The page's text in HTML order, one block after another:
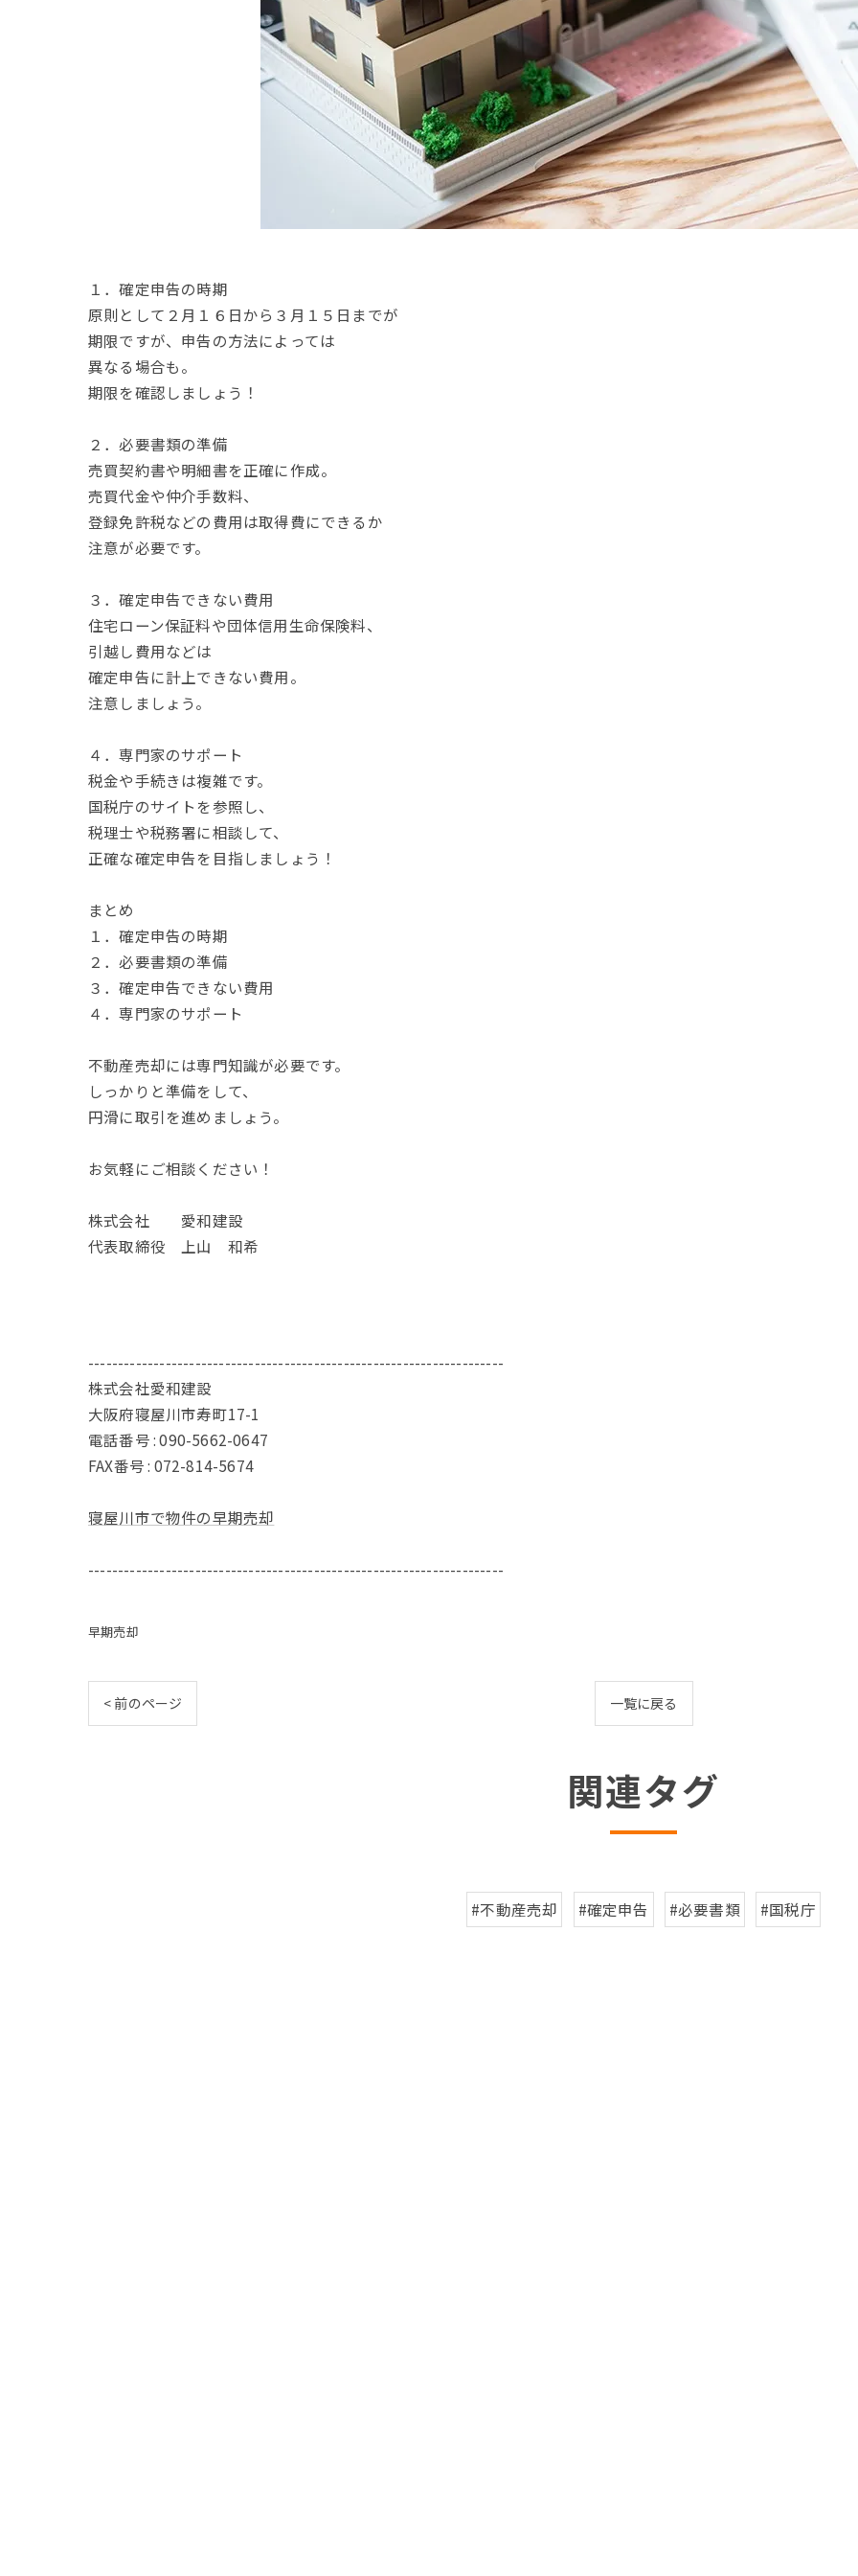
１．確定申告の時期
原則として２月１６日から３月１５日までが
期限ですが、申告の方法によっては
異なる場合も。
期限を確認しましょう！
２．必要書類の準備
売買契約書や明細書を正確に作成。
売買代金や仲介手数料、
登録免許税などの費用は取得費にできるか
注意が必要です。
３．確定申告できない費用
住宅ローン保証料や団体信用生命保険料、
引越し費用などは
確定申告に計上できない費用。
注意しましょう。
４．専門家のサポート
税金や手続きは複雑です。
国税庁のサイトを参照し、
税理士や税務署に相談して、
正確な確定申告を目指しましょう！
まとめ
１．確定申告の時期
２．必要書類の準備
３．確定申告できない費用
４．専門家のサポート
不動産売却には専門知識が必要です。
しっかりと準備をして、
円滑に取引を進めましょう。
お気軽にご相談ください！
株式会社 愛和建設
代表取締役 上山 和希
----------------------------------------------------------------------
株式会社愛和建設
大阪府寝屋川市寿町17-1
電話番号 : 090-5662-0647
FAX番号 : 072-814-5674
寝屋川市で物件の早期売却
----------------------------------------------------------------------
早期売却
< 前のページ 一覧に戻る
関連タグ
#不動産売却 #確定申告 #必要書類 #国税庁